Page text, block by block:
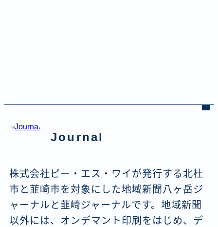
Journal
株式会社ピー・エス・ワイが発行する北杜
市と韮崎市を対象にした地域新聞八ヶ岳ジ
ャーナルと韮崎ジャーナルです。地域新聞
以外には、オンデマント印刷をはじめ、デ